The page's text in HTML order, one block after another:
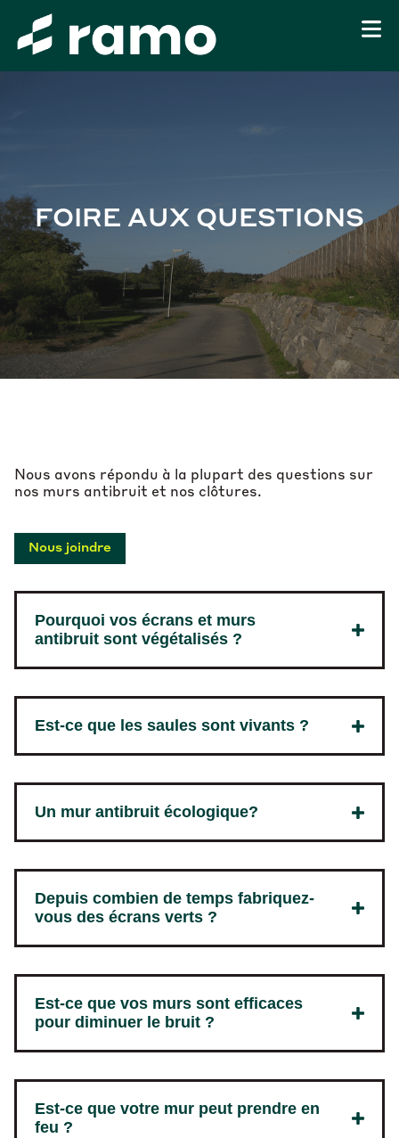
FOIRE AUX QUESTIONS
Nous avons répondu à la plupart des questions sur
nos murs antibruit et nos clôtures.
Nous joindre
Pourquoi vos écrans et murs
antibruit sont végétalisés ?
Est-ce que les saules sont vivants ?
Un mur antibruit écologique?
Depuis combien de temps fabriquez-
vous des écrans verts ?
Est-ce que vos murs sont efficaces
pour diminuer le bruit ?
Est-ce que votre mur peut prendre en
feu ?